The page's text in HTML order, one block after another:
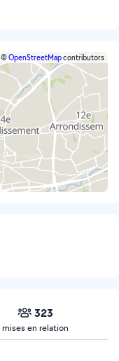
©OpenStreetMapcontributors
323
mises en relation